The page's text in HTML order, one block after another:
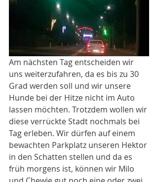
Am nächsten Tag entscheiden wir
uns weiterzufahren, da es bis zu 30
Grad werden soll und wir unsere
Hunde bei der Hitze nicht im Auto
lassen möchten. Trotzdem wollen wir
diese verrückte Stadt nochmals bei
Tag erleben. Wir dürfen auf einem
bewachten Parkplatz unseren Hektor
in den Schatten stellen und da es
früh morgens ist, können wir Milo